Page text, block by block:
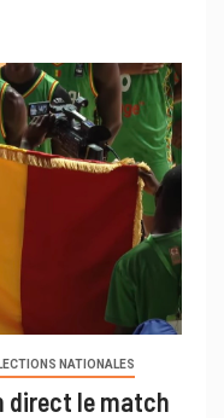
NATIONALES
direct le match